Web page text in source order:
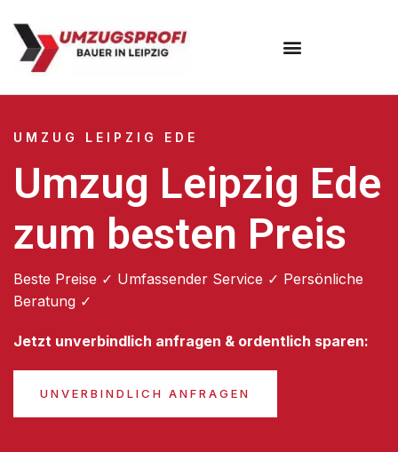
UMZUG LEIPZIG EDE
Umzug Leipzig Ede
zum besten Preis
Beste Preise ✓ Umfassender Service ✓ Persönliche
Beratung ✓
Jetzt unverbindlich anfragen & ordentlich sparen:
UNVERBINDLICH ANFRAGEN